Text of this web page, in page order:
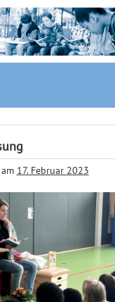
17. Februar 2023